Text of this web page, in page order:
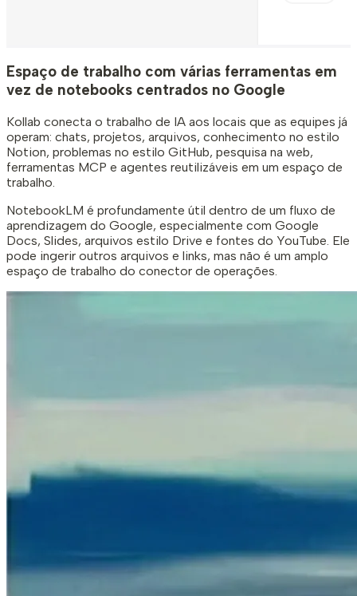
Espaço de trabalho com várias ferramentas em
vez de notebooks centrados no Google
Kollab conecta o trabalho de IA aos locais que as equipes já
operam: chats, projetos, arquivos, conhecimento no estilo
Notion, problemas no estilo GitHub, pesquisa na web,
ferramentas MCP e agentes reutilizáveis ​​em um espaço de
trabalho.
NotebookLM é profundamente útil dentro de um fluxo de
aprendizagem do Google, especialmente com Google
Docs, Slides, arquivos estilo Drive e fontes do YouTube. Ele
pode ingerir outros arquivos e links, mas não é um amplo
espaço de trabalho do conector de operações.